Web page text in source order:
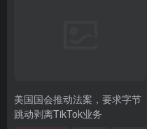
美国国会推动法案，要求字节
跳动剥离TikTok业务